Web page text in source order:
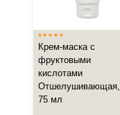
25 гр х 5 шт
50 мл
Показать еще
Ингредиенты
Крем-маска с
фруктовыми
кислотами
Отшелушивающая,
75 мл